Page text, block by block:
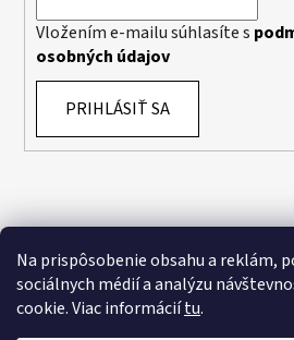
Na prispôsobenie obsahu a reklám,
sociálnych médií a analýzu
cookie. Viac informáciítu.
Vložením e-mailu súhlasíte s
osobných údajov
PRIHLÁSIŤ SA